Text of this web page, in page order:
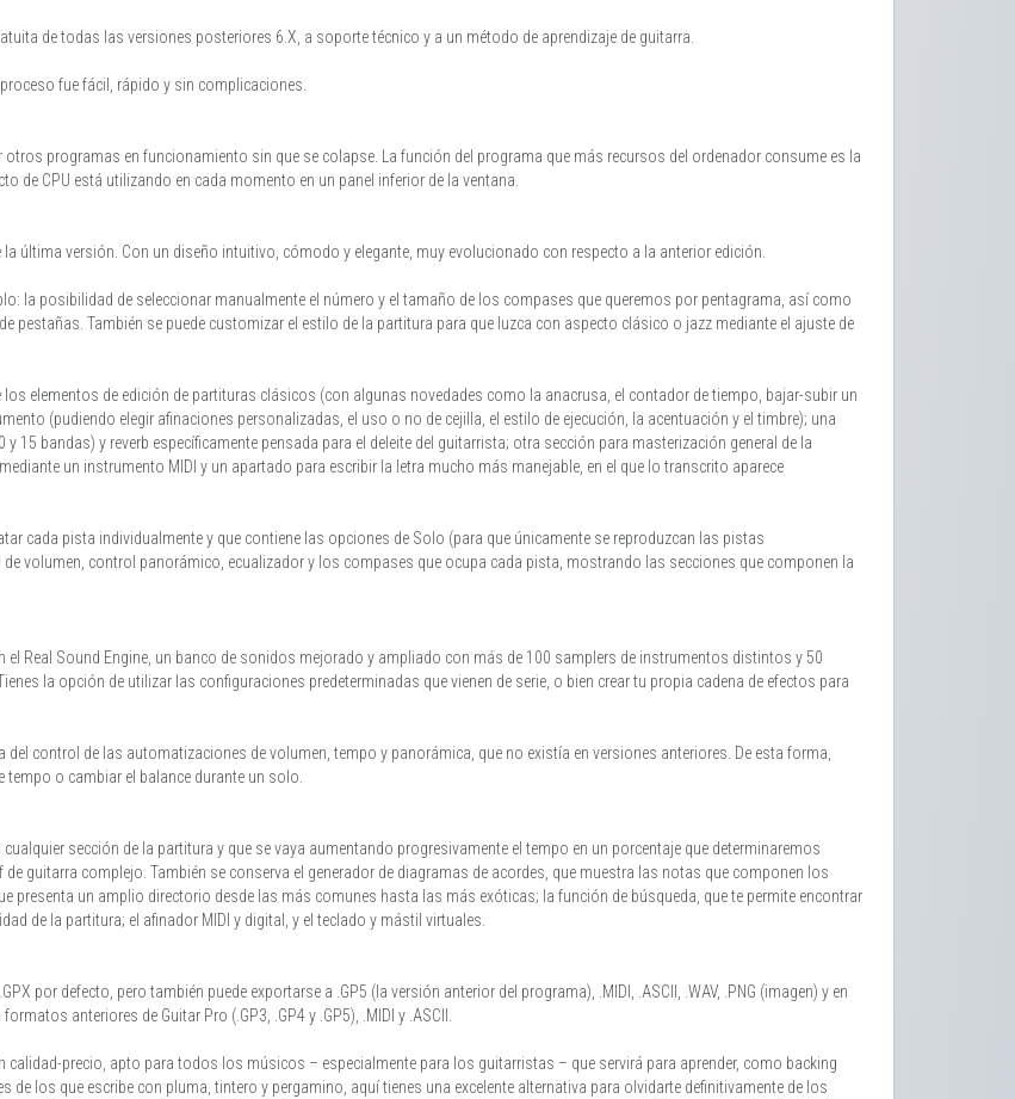
de todas las versiones posteriores 6.X, a soporte técnico y a un método de aprendizaje de guitarra.
fue fácil, rápido y sin complicaciones.
otros programas en funcionamiento sin que se colapse. La función del programa que más recursos del ordenador consume es la
de CPU está utilizando en cada momento en un panel inferior de la ventana.
última versión. Con un diseño intuitivo, cómodo y elegante, muy evolucionado con respecto a la anterior edición.
la posibilidad de seleccionar manualmente el número y el tamaño de los compases que queremos por pentagrama, así como
pestañas. También se puede customizar el estilo de la partitura para que luzca con aspecto clásico o jazz mediante el ajuste de
elementos de edición de partituras clásicos (con algunas novedades como la anacrusa, el contador de tiempo, bajar-subir un
(pudiendo elegir afinaciones personalizadas, el uso o no de cejilla, el estilo de ejecución, la acentuación y el timbre); una
15 bandas) y reverb específicamente pensada para el deleite del guitarrista; otra sección para masterización general de la
un instrumento MIDI y un apartado para escribir la letra mucho más manejable, en el que lo transcrito aparece
cada pista individualmente y que contiene las opciones de Solo (para que únicamente se reproduzcan las pistas
volumen, control panorámico, ecualizador y los compases que ocupa cada pista, mostrando las secciones que componen la
Real Sound Engine, un banco de sonidos mejorado y ampliado con más de 100 samplers de instrumentos distintos y 50
la opción de utilizar las configuraciones predeterminadas que vienen de serie, o bien crear tu propia cadena de efectos para
control de las automatizaciones de volumen, tempo y panorámica, que no existía en versiones anteriores. De esta forma,
o cambiar el balance durante un solo.
sección de la partitura y que se vaya aumentando progresivamente el tempo en un porcentaje que determinaremos
guitarra complejo. También se conserva el generador de diagramas de acordes, que muestra las notas que componen los
presenta un amplio directorio desde las más comunes hasta las más exóticas; la función de búsqueda, que te permite encontrar
de la partitura; el afinador MIDI y digital, y el teclado y mástil virtuales.
por defecto, pero también puede exportarse a .GP5 (la versión anterior del programa), .MIDI, .ASCII, .WAV, .PNG (imagen) y en
anteriores de Guitar Pro (.GP3, .GP4 y .GP5), .MIDI y .ASCII.
calidad-precio, apto para todos los músicos – especialmente para los guitarristas – que servirá para aprender, como backing
los que escribe con pluma, tintero y pergamino, aquí tienes una excelente alternativa para olvidarte definitivamente de los